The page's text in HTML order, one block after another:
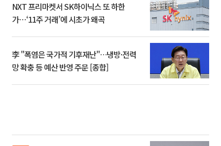
NXT 프리마켓서 SK하이닉스 또 하한
가⋯‘11주 거래’에 시초가 왜곡
李 "폭염은 국가적 기후재난"…냉방·전력
망 확충 등 예산 반영 주문 [종합]